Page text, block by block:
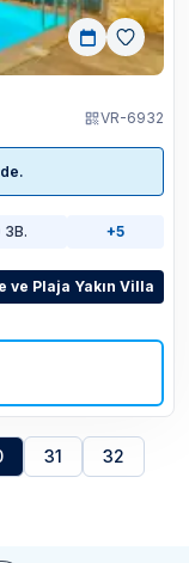
VR-6932
3B. +5
ve Plaja Yakın Villa
31
32